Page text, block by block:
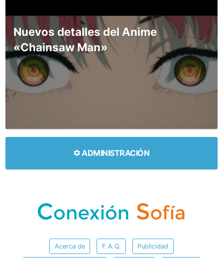
Nuevos detalles del Anime
«Chainsaw Man»
ADMINISTRACIÓN
Acerca de F.A.Q. Publicidad